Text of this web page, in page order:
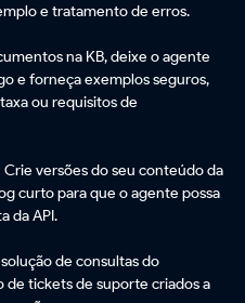
e tratamento de erros.
na KB, deixe o agente
e forneça exemplos seguros,
ou requisitos de
Crie versões do seu conteúdo da
curto para que o agente possa
da API.
de consultas do
tickets de suporte criados a